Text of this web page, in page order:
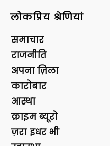
लोकप्रिय श्रेणियां
समाचार
राजनीति
अपना ज़िला
कारोबार
आस्था
क्राइम ब्यूरो
ज़रा इधर भी